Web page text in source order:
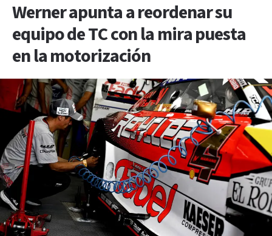
Werner apunta a reordenar su
equipo de TC con la mira puesta
en la motorización